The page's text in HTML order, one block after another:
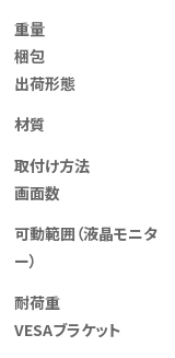
重量
梱包
出荷形態
材質
取付け方法
画面数
可動範囲（液晶モニタ
ー）
耐荷重
VESAブラケット